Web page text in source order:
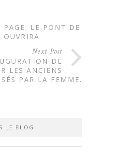
PAGE: LE PONT DE
OUVRIRA
Next Post
DE
LES ANCIENS
PAR LA FEMME.
LE BLOG